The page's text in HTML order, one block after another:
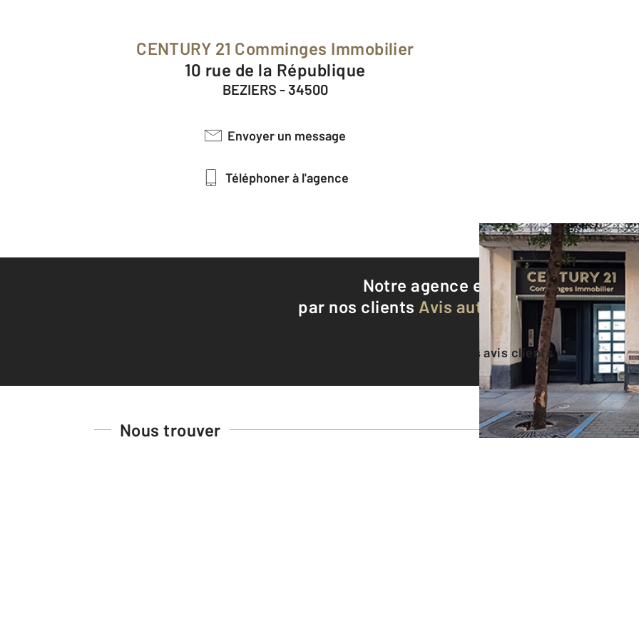
CENTURY 21 Comminges Immobilier
10 rue de la République
BEZIERS - 34500
Envoyer un message
Téléphoner à l'agence
Notre agence est notée9,1/10
par nos clients Avis authentifiés par
Voir tous les avis clients
Nous trouver